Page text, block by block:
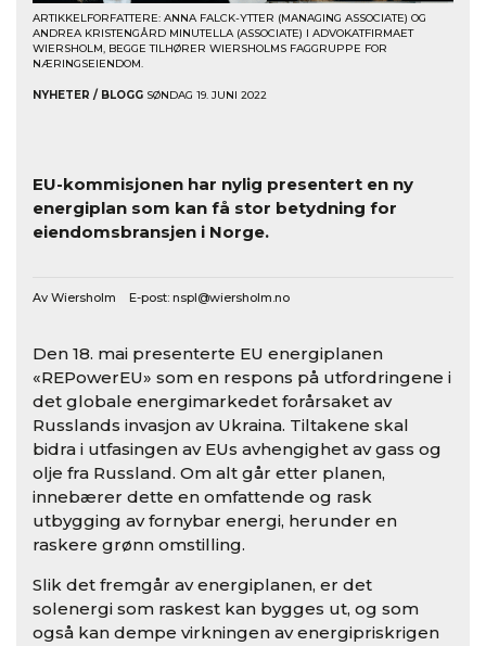
ARTIKKELFORFATTERE: ANNA FALCK-YTTER (MANAGING ASSOCIATE) OG
ANDREA KRISTENGÅRD MINUTELLA (ASSOCIATE) I ADVOKATFIRMAET
WIERSHOLM, BEGGE TILHØRER WIERSHOLMS FAGGRUPPE FOR
NÆRINGSEIENDOM.
NYHETER / BLOGG SØNDAG 19. JUNI 2022
EU-kommisjonen har nylig presentert en ny
energiplan som kan få stor betydning for
eiendomsbransjen i Norge.
Av Wiersholm E-post: nspl@wiersholm.no
Den 18. mai presenterte EU energiplanen
«REPowerEU» som en respons på utfordringene i
det globale energimarkedet forårsaket av
Russlands invasjon av Ukraina. Tiltakene skal
bidra i utfasingen av EUs avhengighet av gass og
olje fra Russland. Om alt går etter planen,
innebærer dette en omfattende og rask
utbygging av fornybar energi, herunder en
raskere grønn omstilling.
Slik det fremgår av energiplanen, er det
solenergi som raskest kan bygges ut, og som
også kan dempe virkningen av energipriskrigen